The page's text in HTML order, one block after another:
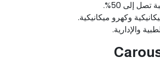
إلى 50%.
وكهرو ميكانيكية.
والإدارية.